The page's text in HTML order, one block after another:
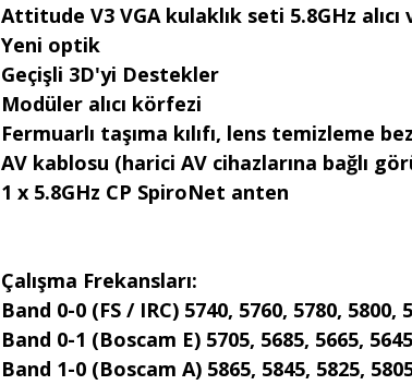
Attitude V3 VGA kulaklık seti 5.8GHz
Yeni optik
Geçişli 3D'yi Destekler
Modüler alıcı körfezi
Fermuarlı taşıma kılıfı, lens temizleme
AV kablosu (harici AV cihazlarına bağlı
1 x 5.8GHz CP SpiroNet anten
Çalışma Frekansları:
Band 0-0 (FS / IRC) 5740, 5760, 5780, 5800,
Band 0-1 (Boscam E) 5705, 5685, 5665,
Band 1-0 (Boscam A) 5865, 5845, 5825,